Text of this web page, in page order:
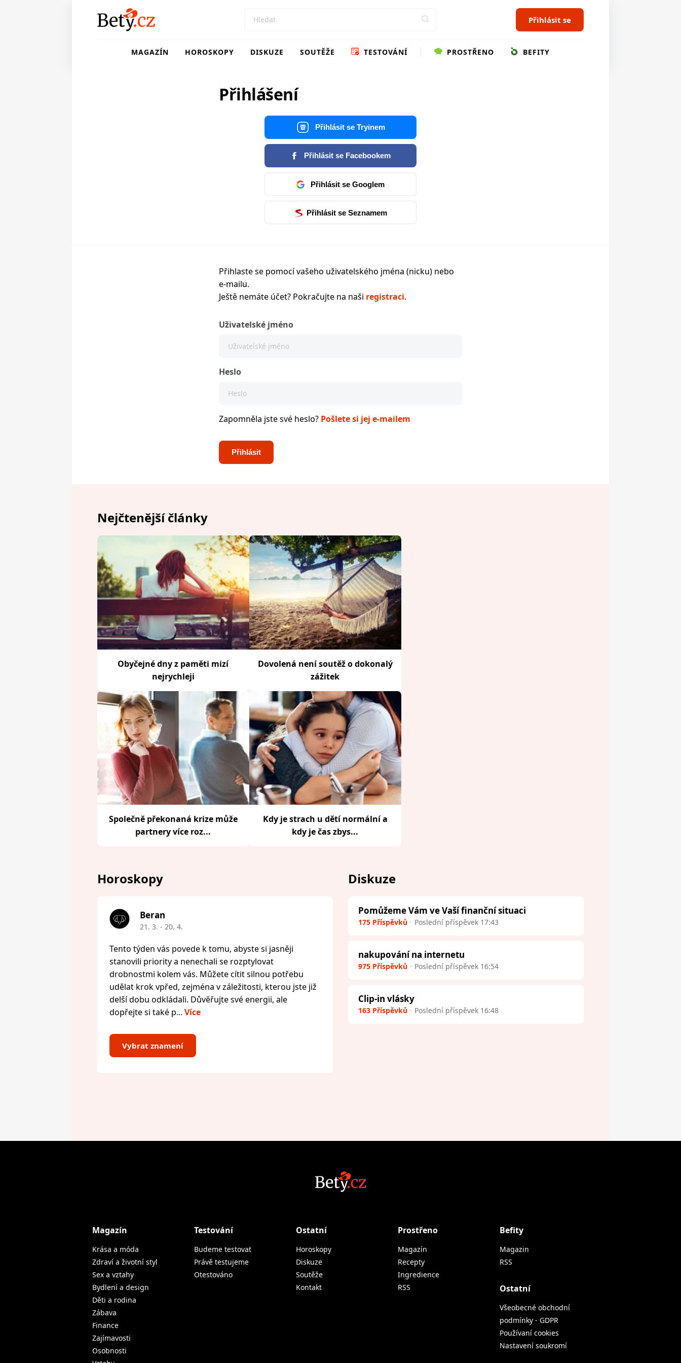
Přihlásit se
MAGAZÍN HOROSKOPY DISKUZE SOUTĚŽE TESTOVÁNÍ PROSTŘENO BEFITY
Přihlášení
Přihlásit se Tryinem
Přihlásit se Facebookem
Přihlásit se Googlem
Přihlásit se Seznamem
Přihlaste se pomocí vašeho uživatelského jména (nicku) nebo
e-mailu.
Ještě nemáte účet? Pokračujte na naši registraci.
Uživatelské jméno
Heslo
Zapomněla jste své heslo? Pošlete si jej e-mailem
Nejčtenější články
Obyčejné dny z paměti mizí
nejrychleji
Dovolená není soutěž o dokonalý
zážitek
Společně překonaná krize může
partnery více roz...
Kdy je strach u dětí normální a
kdy je čas zbys...
Horoskopy
Beran
21. 3. - 20. 4.
Tento týden vás povede k tomu, abyste si jasněji
stanovili priority a nenechali se rozptylovat
drobnostmi kolem vás. Můžete cítit silnou potřebu
udělat krok vpřed, zejména v záležitosti, kterou jste již
delší dobu odkládali. Důvěřujte své energii, ale
dopřejte si také p... Více
Vybrat znamení
Diskuze
Pomůžeme Vám ve Vaší finanční situaci
175 Příspěvků Poslední příspěvek 17:43
nakupování na internetu
975 Příspěvků Poslední příspěvek 16:54
Clip-in vlásky
163 Příspěvků Poslední příspěvek 16:48
Magazín
Krása a móda
Zdraví a životní styl
Sex a vztahy
Bydlení a design
Děti a rodina
Zábava
Finance
Zajímavosti
Osobnosti
Testování
Budeme testovat
Právě testujeme
Otestováno
Ostatní
Horoskopy
Diskuze
Soutěže
Kontakt
Prostřeno
Magazín
Recepty
Ingredience
RSS
Befity
Magazin
RSS
Ostatní
Všeobecné obchodní
podmínky - GDPR
Používaní cookies
Nastavení soukromí